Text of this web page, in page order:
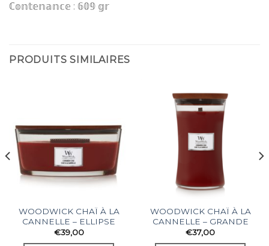
ℂ𝕠𝕟𝕥𝕖𝕟𝕒𝕟𝕔𝕖 : 𝟞𝟘𝟡 𝕘𝕣
PRODUITS SIMILAIRES
WOODWICK CHAÏ À LA
CANNELLE – ELLIPSE
€39,00
WOODWICK CHAÏ À LA
CANNELLE – GRANDE
€37,00